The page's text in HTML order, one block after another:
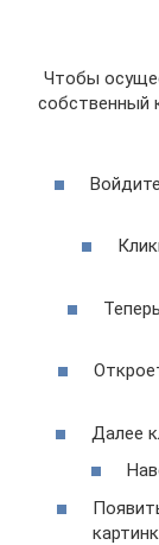
Чтобы
собственный
Далее